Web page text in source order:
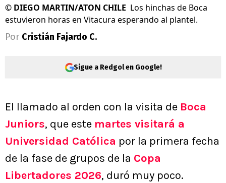
© DIEGO MARTIN/ATON CHILE Los hinchas de Boca
estuvieron horas en Vitacura esperando al plantel.
Por Cristián Fajardo C.
Sigue a Redgol en Google!
El llamado al orden con la visita de Boca
Juniors, que este martes visitará a
Universidad Católica por la primera fecha
de la fase de grupos de la Copa
Libertadores 2026, duró muy poco.